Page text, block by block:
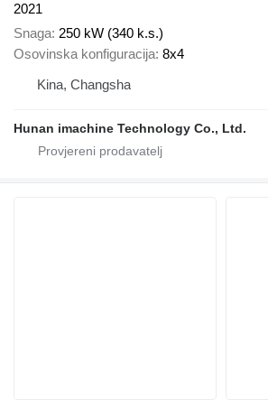
2021
Snaga 250 kW (340 k.s.)
Osovinska konfiguracija 8x4
Kina, Changsha
Hunan imachine Technology Co., Ltd.